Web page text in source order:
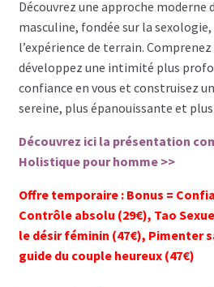
Cryptos
Blog pour hommes
Blog pour femmes
Coaching
Découvrez une approche moderne
masculine, fondée sur la
l’expérience de terrain.
développez une intimité plus
confiance en vous et construisez
sereine, plus épanouissante et
Découvrez ici la présentation
Holistique pour homme >>
Offre temporaire : Bonus =
Contrôle absolu (29€), Tao
le désir féminin (47€), Pimenter
guide du couple heureux (47€)